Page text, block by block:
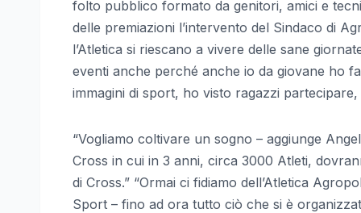
folto pubblico formato da genitori, amici e
delle premiazioni l’intervento del Sindaco di
l’Atletica si riescano a vivere delle sane
eventi anche perché anche io da giovane ho
immagini di sport, ho visto ragazzi
“Vogliamo coltivare un sogno – aggiunge
Cross in cui in 3 anni, circa 3000 Atleti,
di Cross.” “Ormai ci fidiamo dell’Atletica
Sport – fino ad ora tutto ciò che si è